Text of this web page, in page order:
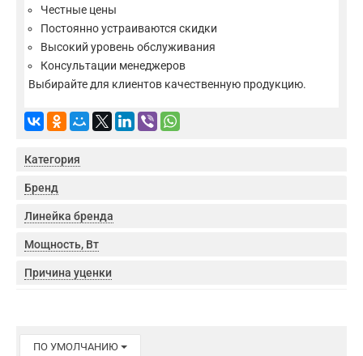
Честные цены
Постоянно устраиваются скидки
Высокий уровень обслуживания
Консультации менеджеров
Выбирайте для клиентов качественную продукцию.
Категория
Бренд
Линейка бренда
Мощность, Вт
Причина уценки
ПО УМОЛЧАНИЮ